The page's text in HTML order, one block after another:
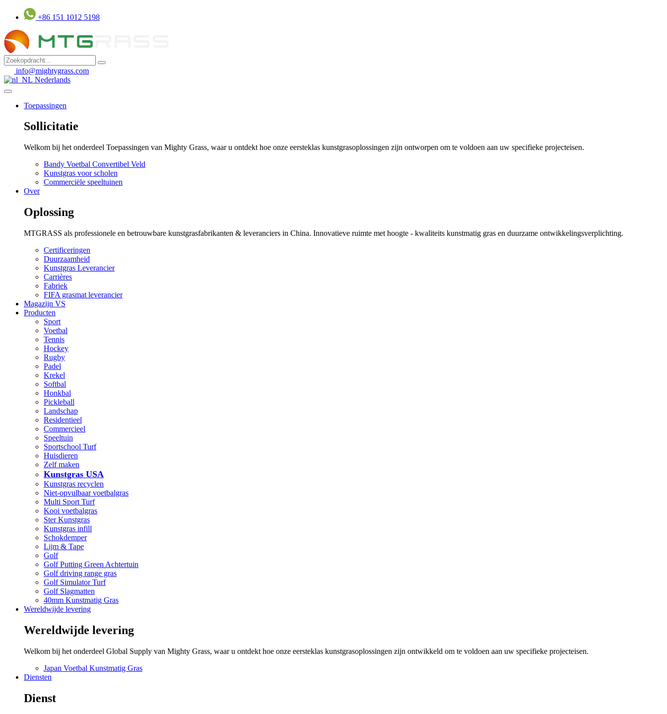
naar
inhoud
+86 151 1012 5198
info@mightygrass.com
Nederlands
Toepassingen
Sollicitatie
Welkom bij het onderdeel Toepassingen van Mighty Grass, waar u ontdekt hoe onze eersteklas kunstgrasoplossingen zijn ontworpen om te voldoen aan uw specifieke projecteisen.
Bandy Voetbal Convertibel Veld
Kunstgras voor scholen
Commerciële speeltuinen
Over
Oplossing
MTGRASS als professionele en betrouwbare kunstgrasfabrikanten & leveranciers in China. Innovatieve ruimte met hoogte - kwaliteits kunstmatig gras en duurzame ontwikkelingsverplichting.
Certificeringen
Duurzaamheid
Kunstgras Leverancier
Carrières
Fabriek
FIFA grasmat leverancier
Magazijn VS
Producten
Sport
Voetbal
Tennis
Hockey
Rugby
Padel
Krekel
Softbal
Honkbal
Pickleball
Landschap
Residentieel
Commercieel
Speeltuin
Sportschool Turf
Huisdieren
Zelf maken
Kunstgras USA
Kunstgras recyclen
Niet-opvulbaar voetbalgras
Multi Sport Turf
Kooi voetbalgras
Ster Kunstgras
Kunstgras infill
Schokdemper
Lijm & Tape
Golf
Golf Putting Green Achtertuin
Golf driving range gras
Golf Simulator Turf
Golf Slagmatten
40mm Kunstmatig Gras
Wereldwijde levering
Wereldwijde levering
Welkom bij het onderdeel Global Supply van Mighty Grass, waar u ontdekt hoe onze eersteklas kunstgrasoplossingen zijn ontwikkeld om te voldoen aan uw specifieke projecteisen.
Japan Voetbal Kunstmatig Gras
Diensten
Dienst